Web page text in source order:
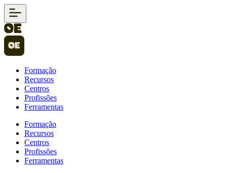
Formação
Recursos
Centros
Profissões
Ferramentas
Formação
Recursos
Centros
Profissões
Ferramentas